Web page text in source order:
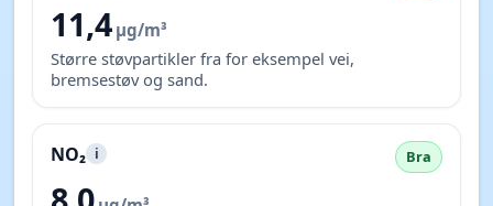
11,4 µg/m³
Større støvpartikler fra for eksempel vei,
bremsestøv og sand.
NO₂ i Bra